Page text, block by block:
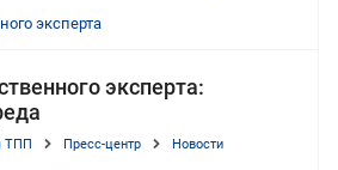
эксперта
эксперта:
ТПП Пресс-центр Новости